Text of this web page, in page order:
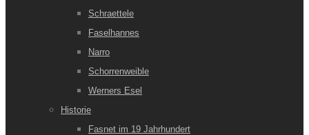
Schraettele
Faselhannes
Narro
Schorrenweible
Werners Esel
Historie
Fasnet im 19 Jahrhundert